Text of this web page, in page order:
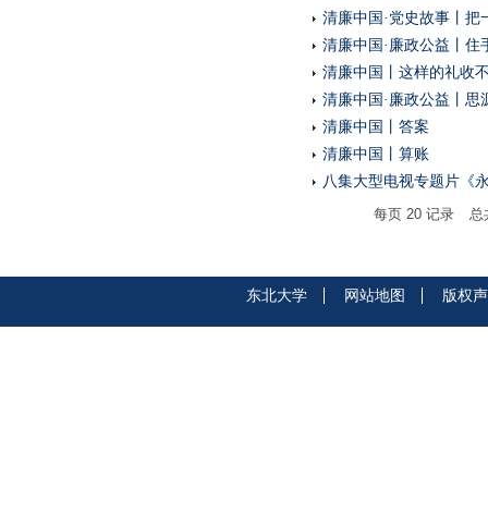
清廉中国·党史故事丨把
清廉中国·廉政公益丨住
清廉中国丨这样的礼收
清廉中国·廉政公益丨思
清廉中国丨答案
清廉中国丨算账
八集大型电视专题片《
每页 20 记录
东北大学 网站地图 版权